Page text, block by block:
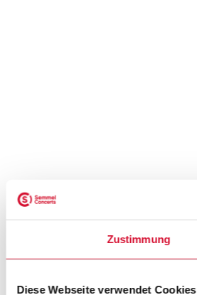
Zustimmung
Diese Webseite verwendet Cookies